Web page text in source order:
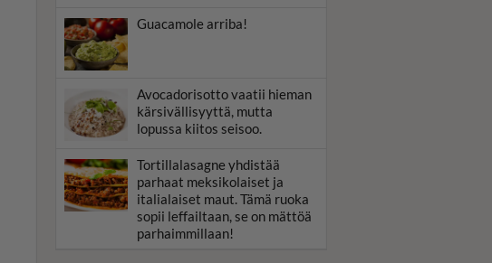
Guacamole arriba!
Avocadorisotto vaatii hieman
kärsivällisyyttä, mutta
lopussa kiitos seisoo.
Tortillalasagne yhdistää
parhaat meksikolaiset ja
italialaiset maut. Tämä ruoka
sopii leffailtaan, se on mättöä
parhaimmillaan!